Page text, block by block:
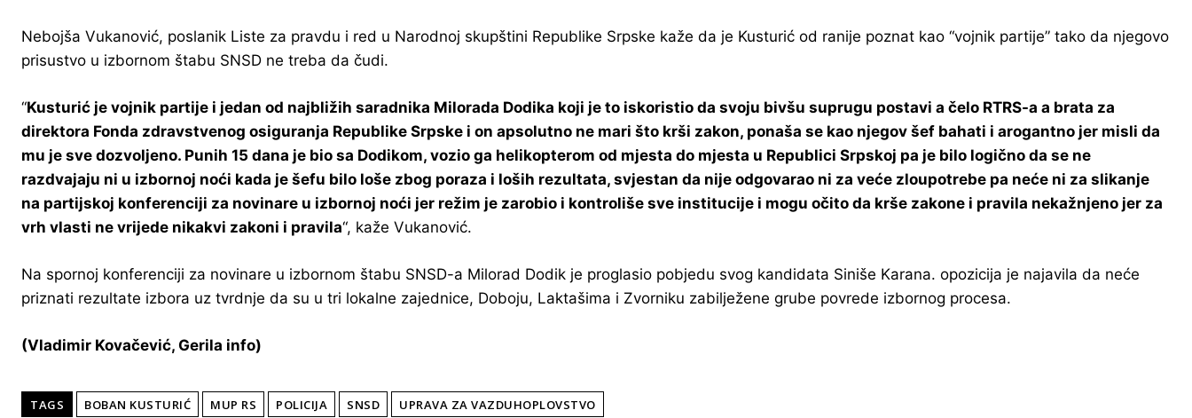
Nebojša Vukanović, poslanik Liste za pravdu i red u Narodnoj skupštini Republike Srpske kaže da je Kusturić od ranije poznat kao “vojnik partije” tako da njegovo
prisustvo u izbornom štabu SNSD ne treba da čudi.
“Kusturić je vojnik partije i jedan od najbližih saradnika Milorada Dodika koji je to iskoristio da svoju bivšu suprugu postavi a čelo RTRS-a a brata za
direktora Fonda zdravstvenog osiguranja Republike Srpske i on apsolutno ne mari što krši zakon, ponaša se kao njegov šef bahati i arogantno jer misli da
mu je sve dozvoljeno. Punih 15 dana je bio sa Dodikom, vozio ga helikopterom od mjesta do mjesta u Republici Srpskoj pa je bilo logično da se ne
razdvajaju ni u izbornoj noći kada je šefu bilo loše zbog poraza i loših rezultata, svjestan da nije odgovarao ni za veće zloupotrebe pa neće ni za slikanje
na partijskoj konferenciji za novinare u izbornoj noći jer režim je zarobio i kontroliše sve institucije i mogu očito da krše zakone i pravila nekažnjeno jer za
vrh vlasti ne vrijede nikakvi zakoni i pravila“, kaže Vukanović.
Na spornoj konferenciji za novinare u izbornom štabu SNSD-a Milorad Dodik je proglasio pobjedu svog kandidata Siniše Karana. opozicija je najavila da neće
priznati rezultate izbora uz tvrdnje da su u tri lokalne zajednice, Doboju, Laktašima i Zvorniku zabilježene grube povrede izbornog procesa.
(Vladimir Kovačević, Gerila info)
TAGS BOBAN KUSTURIĆ MUP RS POLICIJA SNSD UPRAVA ZA VAZDUHOPLOVSTVO